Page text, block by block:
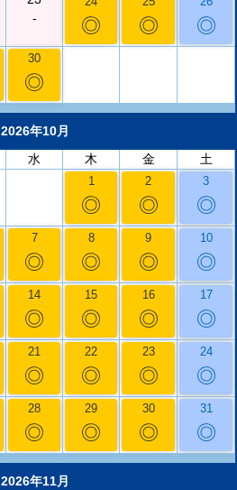
-
◎ ◎ ◎
30
◎
2026年10月
水 木 金 土
1
◎
2
◎
3
◎
7
◎
8
◎
9
◎
10
◎
14
◎
15
◎
16
◎
17
◎
21
◎
22
◎
23
◎
24
◎
28
◎
29
◎
30
◎
31
◎
2026年11月